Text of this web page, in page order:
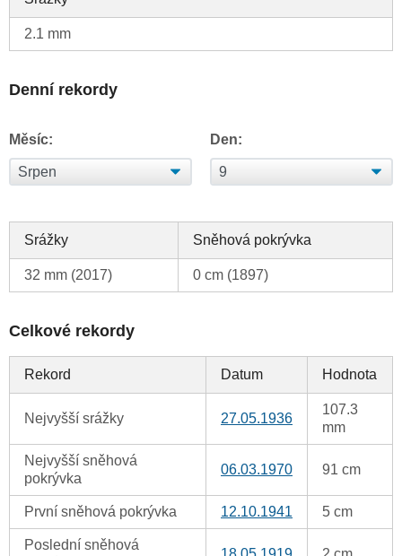
2.1 mm
Denní rekordy
Měsíc: Den:
Srážky Sněhová pokrývka
32 mm (2017) 0 cm (1897)
Celkové rekordy
Rekord Datum Hodnota
Nejvyšší srážky 27.05.1936
107.3
mm
Nejvyšší sněhová
pokrývka
06.03.1970 91 cm
První sněhová pokrývka 12.10.1941 5 cm
Poslední sněhová